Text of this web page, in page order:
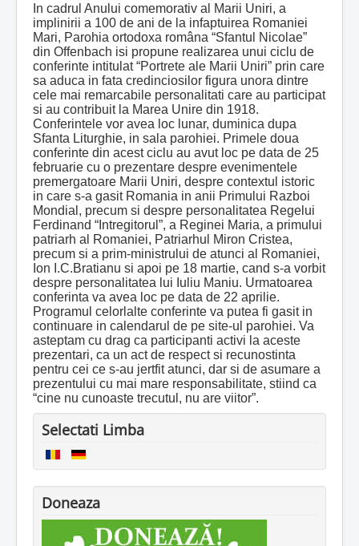
In cadrul Anului comemorativ al Marii Uniri, a
implinirii a 100 de ani de la infaptuirea Romaniei
Mari, Parohia ortodoxa româna “Sfantul Nicolae”
din Offenbach isi propune realizarea unui ciclu de
conferinte intitulat “Portrete ale Marii Uniri” prin care
sa aduca in fata credinciosilor figura unora dintre
cele mai remarcabile personalitati care au participat
si au contribuit la Marea Unire din 1918.
Conferintele vor avea loc lunar, duminica dupa
Sfanta Liturghie, in sala parohiei. Primele doua
conferinte din acest ciclu au avut loc pe data de 25
februarie cu o prezentare despre evenimentele
premergatoare Marii Uniri, despre contextul istoric
in care s-a gasit Romania in anii Primului Razboi
Mondial, precum si despre personalitatea Regelui
Ferdinand “Intregitorul”, a Reginei Maria, a primului
patriarh al Romaniei, Patriarhul Miron Cristea,
precum si a prim-ministrului de atunci al Romaniei,
Ion I.C.Bratianu si apoi pe 18 martie, cand s-a vorbit
despre personalitatea lui Iuliu Maniu. Urmatoarea
conferinta va avea loc pe data de 22 aprilie.
Programul celorlalte conferinte va putea fi gasit in
continuare in calendarul de pe site-ul parohiei. Va
asteptam cu drag ca participanti activi la aceste
prezentari, ca un act de respect si recunostinta
pentru cei ce s-au jertfit atunci, dar si de asumare a
prezentului cu mai mare responsabilitate, stiind ca
“cine nu cunoaste trecutul, nu are viitor”.
Selectati Limba
Doneaza